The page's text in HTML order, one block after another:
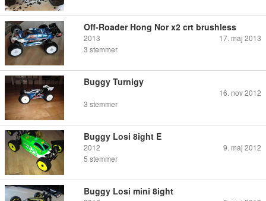
Off-Roader Hong Nor x2 crt brushless
2013
17. maj 2013
3 stemmer
Buggy Turnigy
16. nov 2012
3 stemmer
Buggy Losi 8ight E
2012
9. maj 2012
5 stemmer
Buggy Losi mini 8ight